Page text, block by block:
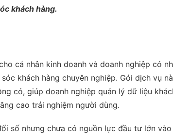
khách hàng.
cá nhân kinh doanh và doanh nghiệp có
khách hàng chuyên nghiệp. Gói dịch vụ
có, giúp doanh nghiệp quản lý dữ liệu
cao trải nghiệm người dùng.
số nhưng chưa có nguồn lực đầu tư lớn